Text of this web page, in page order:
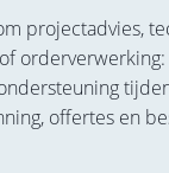
projectadvies,
offertes en